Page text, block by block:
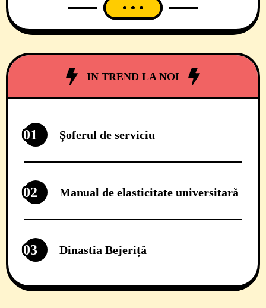
Spitalului Județean Timișoara, atunci, o
examinare a ablităților profesionale. Pe
medicii de rețea,
IN TREND LA NOI
01 Șoferul de serviciu
02 Manual de elasticitate universitară
03 Dinastia Bejeriță